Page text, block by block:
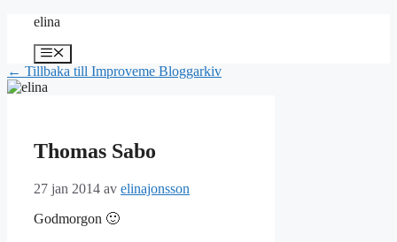
Hoppa
innehåll
elina
Meny
← Tillbaka till Improveme Bloggarkiv
Thomas Sabo
27 jan 2014 av elinajonsson
Godmorgon 🙂